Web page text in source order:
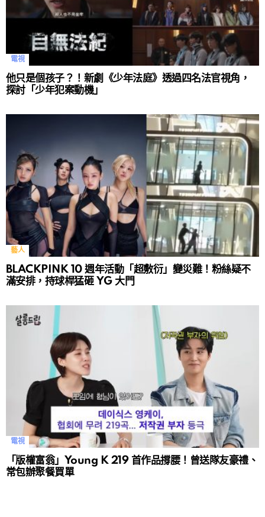
電視
他只是個孩子？！新劇《少年法庭》透過四名法官視角，
探討「少年犯案動機」
藝人
BLACKPINK 10 週年活動「超敷衍」變災難！粉絲疑不
滿安排，持球桿猛砸 YG 大門
電視
「版權富翁」Young K 219 首作品撐腰！曾送隊友豪禮、
常包辦聚餐買單